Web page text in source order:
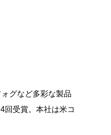
グなど多彩な製品
回受賞。本社は米コ